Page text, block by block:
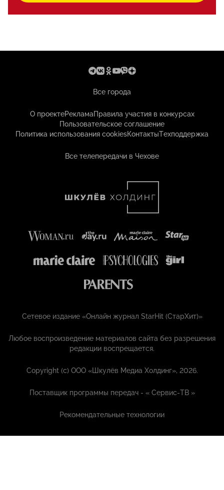
Все города
О проектеРекламаПравила участия в конкурсах
Пользовательское соглашение
Политика использования cookiesКонтактыТехподдержка
Все телепередачи в Чехове
Сетевое издание «Онлайн журнал StarHit (СтарХит)»
Любое воспроизведение материалов сайта без разрешения
редакции воспрещается.
Copyright (с) ООО «Шкулёв Медиа Холдинг», 2026.
Поставщик программы передач - «Сервис-ТВ »
Рекомендательные технологии